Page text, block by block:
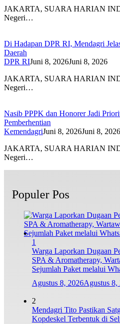
JAKARTA, SUARA HARIAN
Negeri…
Di Hadapan DPR RI, Mendagri
Daerah
DPR RIJuni 8, 2026Juni 8, 2026
JAKARTA, SUARA HARIAN
Negeri…
Nasib PPPK dan Honorer Jadi
Pemberhentian
KemendagriJuni 8, 2026Juni 8, 2026
JAKARTA, SUARA HARIAN
Negeri…
Populer Pos
1
Warga Laporkan Dugaan
SPA & Aromatherapy,
Sejumlah Paket melalui
Agustus 8, 2026Agustus 8,
2
Mendagri Tito Pastikan
Kopdeskel Terbentuk di